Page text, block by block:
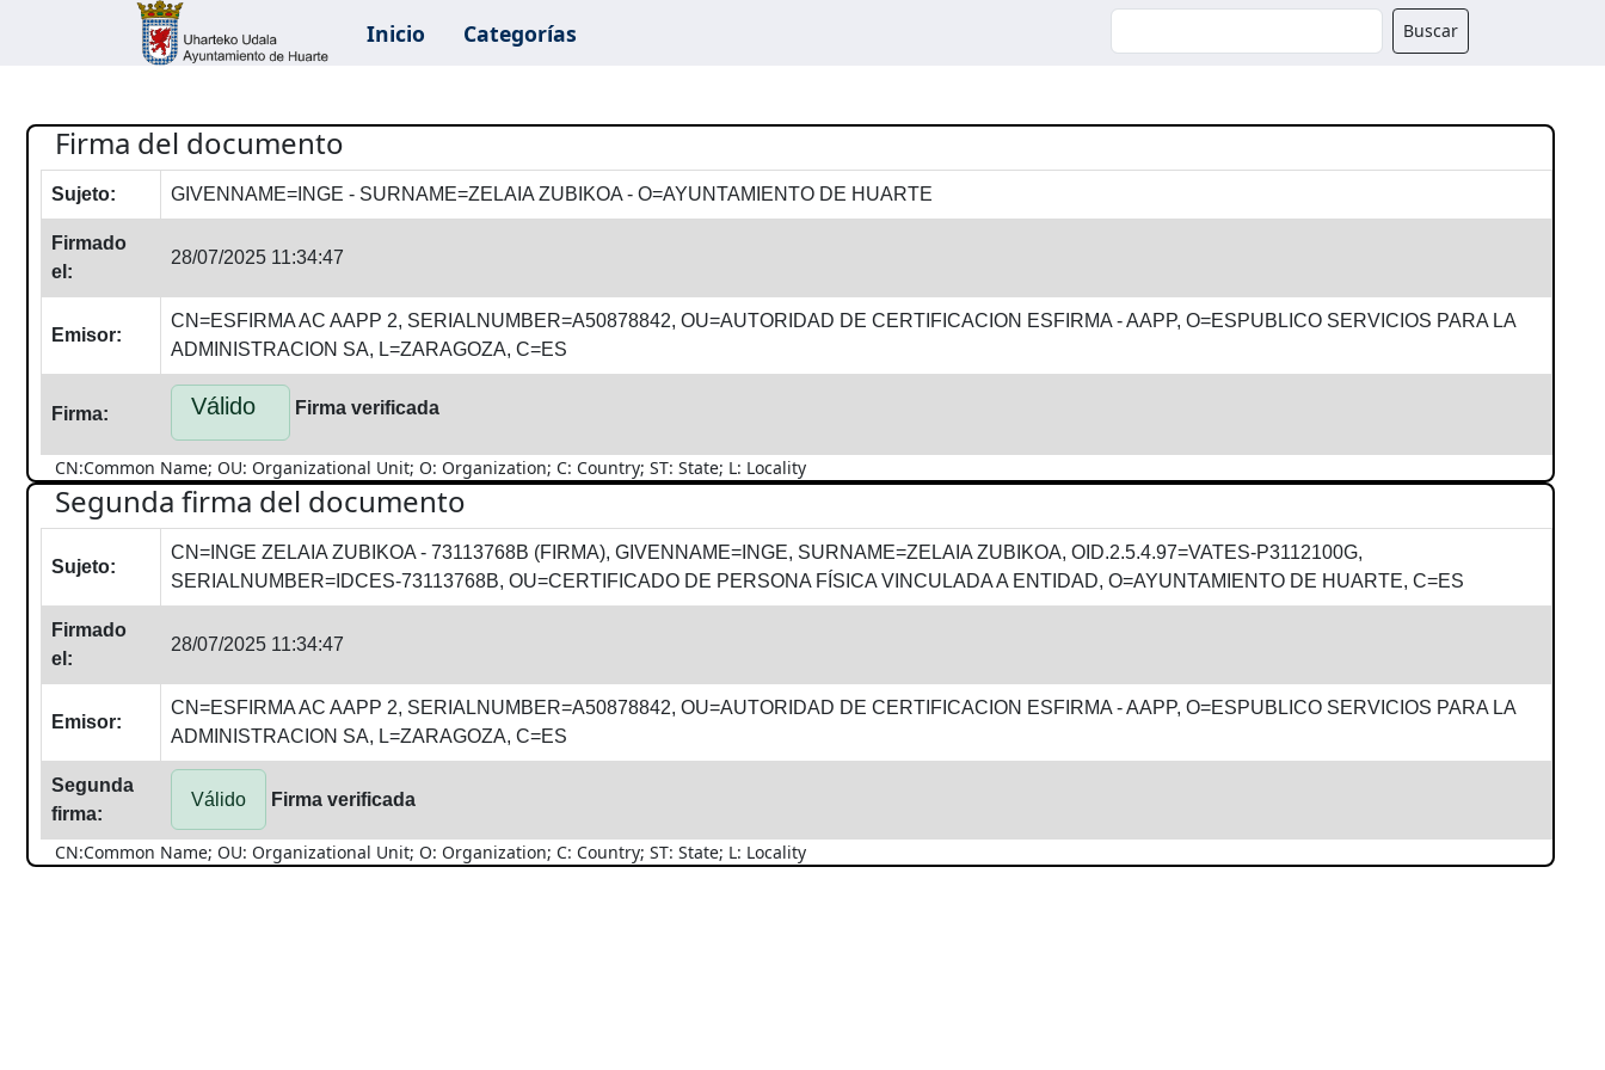
Inicio Categorías Buscador Buscar
Firma del documento
Sujeto: GIVENNAME=INGE - SURNAME=ZELAIA ZUBIKOA - O=AYUNTAMIENTO DE HUARTE
Firmado
el:
28/07/2025 11:34:47
Emisor:
CN=ESFIRMA AC AAPP 2, SERIALNUMBER=A50878842, OU=AUTORIDAD DE CERTIFICACION ESFIRMA - AAPP, O=ESPUBLICO SERVICIOS PARA LA
ADMINISTRACION SA, L=ZARAGOZA, C=ES
Firma: Válido Firma verificada
CN:Common Name; OU: Organizational Unit; O: Organization; C: Country; ST: State; L: Locality
Segunda firma del documento
Sujeto:
CN=INGE ZELAIA ZUBIKOA - 73113768B (FIRMA), GIVENNAME=INGE, SURNAME=ZELAIA ZUBIKOA, OID.2.5.4.97=VATES-P3112100G,
SERIALNUMBER=IDCES-73113768B, OU=CERTIFICADO DE PERSONA FÍSICA VINCULADA A ENTIDAD, O=AYUNTAMIENTO DE HUARTE, C=ES
Firmado
el:
28/07/2025 11:34:47
Emisor:
CN=ESFIRMA AC AAPP 2, SERIALNUMBER=A50878842, OU=AUTORIDAD DE CERTIFICACION ESFIRMA - AAPP, O=ESPUBLICO SERVICIOS PARA LA
ADMINISTRACION SA, L=ZARAGOZA, C=ES
Segunda
firma:
Válido Firma verificada
CN:Common Name; OU: Organizational Unit; O: Organization; C: Country; ST: State; L: Locality